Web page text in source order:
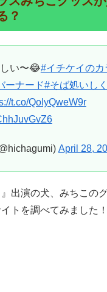
？
い〜😂#イチケイのカ
ーナード#そば処いし
t.co/QoIyQweW9r
April 28,
』出演の犬、みちこの
トを調べてみました！